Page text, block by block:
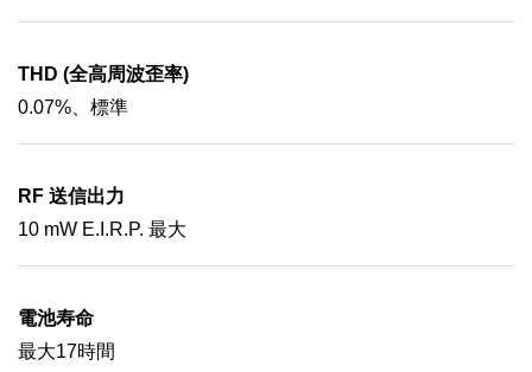
THD (全高周波歪率)
0.07%、標準
RF 送信出力
10 mW E.I.R.P. 最大
電池寿命
最大17時間